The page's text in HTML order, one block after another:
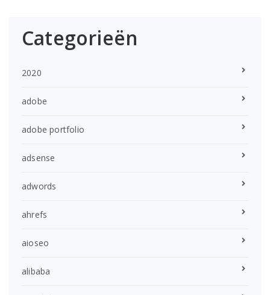
Categorieën
2020
adobe
adobe portfolio
adsense
adwords
ahrefs
aioseo
alibaba